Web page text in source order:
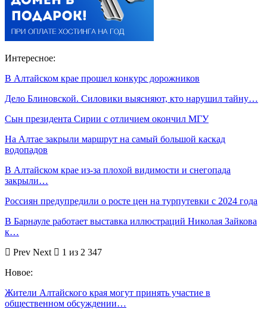
Интересное:
В Алтайском крае прошел конкурс дорожников
Дело Блиновской. Силовики выясняют, кто нарушил тайну…
Сын президента Сирии с отличием окончил МГУ
На Алтае закрыли маршрут на самый большой каскад
водопадов
В Алтайском крае из-за плохой видимости и снегопада
закрыли…
Россиян предупредили о росте цен на турпутевки с 2024 года
В Барнауле работает выставка иллюстраций Николая Зайкова
к…
Prev Next
1 из 2 347
Новое:
Жители Алтайского края могут принять участие в
общественном обсуждении…